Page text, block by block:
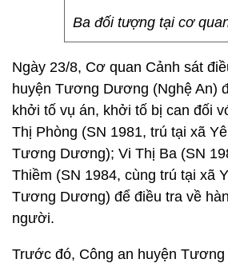
Ba đối tượng tại cơ
Ngày 23/8, Cơ quan Cảnh sát
huyện Tương Dương (Nghệ An)
khởi tố vụ án, khởi tố bị can đối
Thị Phòng (SN 1981, trú tại xã
Tương Dương); Vi Thị Ba (SN
Thiềm (SN 1984, cùng trú tại xã
Tương Dương) để điều tra về
người.
Trước đó, Công an huyện